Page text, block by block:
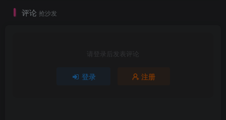
评论 抢沙发
请登录后发表评论
登录 注册